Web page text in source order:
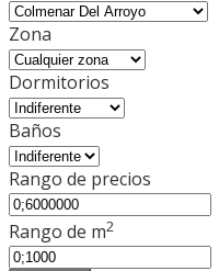
Zona
Dormitorios
Baños
Rango de precios
Rango de m2